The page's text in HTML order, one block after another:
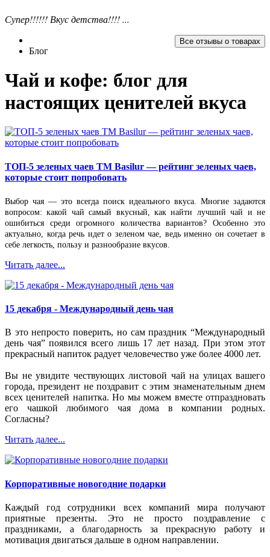
Супер!!!!!! Вкус детства!!!! ...
Все отзывы о товарах
Блог
Чай и кофе: блог для
настоящих ценителей вкуса
ТОП-5 зеленых чаев ТМ Basilur — рейтинг зеленых чаев,
которые стоит попробовать
Выбор чая — это всегда поиск идеального вкуса. Многие задаются
вопросом: какой чай самый вкусный, как найти лучший чай и не
ошибиться среди огромного количества вариантов? Особенно это
актуально, когда речь идет о зеленом чае, ведь именно он сочетает в
себе легкость, пользу и разнообразие вкусов.
Читать далее...
15 декабря - Международный день чая
В это непросто поверить, но сам праздник “Международный
день чая” появился всего лишь 17 лет назад. При этом этот
прекрасный напиток радует человечество уже более 4000 лет.
Вы не увидите чествующих листовой чай на улицах вашего
города, президент не поздравит с этим знаменательным днем
всех ценителей напитка. Но мы можем вместе отпраздновать
его чашкой любимого чая дома в компании родных.
Согласны?
Читать далее...
Корпоративные новогодние подарки
Каждый год сотрудники всех компаний мира получают
приятные презенты. Это не просто поздравление с
праздниками, а благодарность за прекрасную работу и
мотивация двигаться дальше в одном направлении.